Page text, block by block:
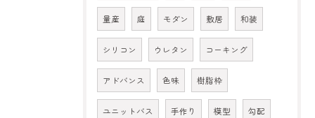
量産 庭 モダン 敷居 和装
シリコン ウレタン コーキング
アドバンス 色味 樹脂枠
ユニットバス 手作り 模型 勾配